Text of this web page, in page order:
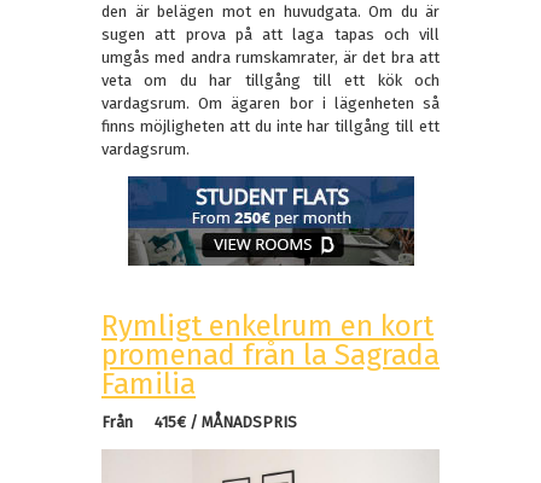
den är belägen mot en huvudgata. Om du är
sugen att prova på att laga tapas och vill
umgås med andra rumskamrater, är det bra att
veta om du har tillgång till ett kök och
vardagsrum. Om ägaren bor i lägenheten så
finns möjligheten att du inte har tillgång till ett
vardagsrum.
Rymligt enkelrum en kort
promenad från la Sagrada
Familia
Från 415€ / MÅNADSPRIS